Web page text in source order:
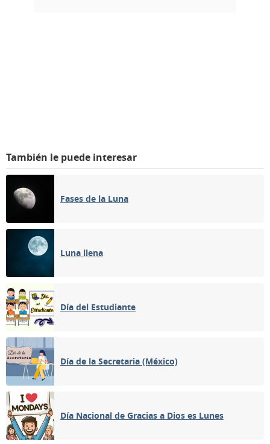
También le puede interesar
Fases de la Luna
Luna llena
Día del Estudiante
Día de la Secretaria (México)
Día Nacional de Gracias a Dios es Lunes